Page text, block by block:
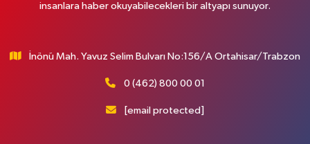
insanlara haber okuyabilecekleri bir altyapı sunuyor.
İnönü Mah. Yavuz Selim Bulvarı No:156/A Ortahisar/Trabzon
0 (462) 800 00 01
[email protected]